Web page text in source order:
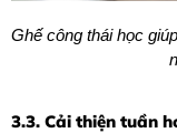
Ghế công thái học
3.3. Cải thiện tuần